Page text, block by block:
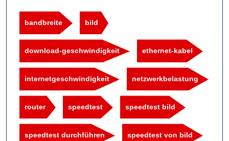
bandbreite bild
download-geschwindigkeit ethernet-kabel
internetgeschwindigkeit netzwerkbelastung
router speedtest speedtest bild
speedtest durchführen speedtest von bild